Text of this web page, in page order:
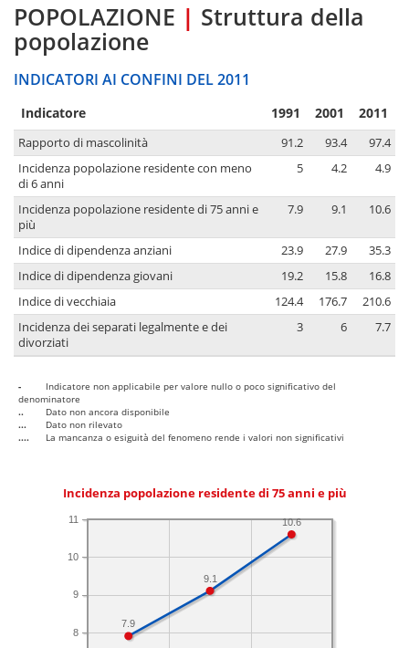
POPOLAZIONE | Struttura della
popolazione
INDICATORI AI CONFINI DEL 2011
Indicatore 1991 2001 2011
Rapporto di mascolinità 91.2 93.4
97.4
Incidenza popolazione residente con meno
di 6 anni
5 4.2 4.9
Incidenza popolazione residente di 75 anni e
più
7.9 9.1 10.6
Indice di dipendenza anziani 23.9 27.9
35.3
Indice di dipendenza giovani
19.2 15.8
16.8
Indice di vecchiaia
124.4 176.7
210.6
Incidenza dei separati legalmente e dei
divorziati
3 6 7.7
-
Indicatore non applicabile per valore nullo o poco significativo del
denominatore
..
Dato non ancora disponibile
...
Dato non rilevato
....
La mancanza o esiguità del fenomeno rende i valori non significativi
Incidenza popolazione residente di 75 anni e più
8
9
10
11 10.6
9.1
7.9